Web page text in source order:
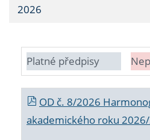
2026
Platné předpisy
OD č. 8/2026
akademického roku